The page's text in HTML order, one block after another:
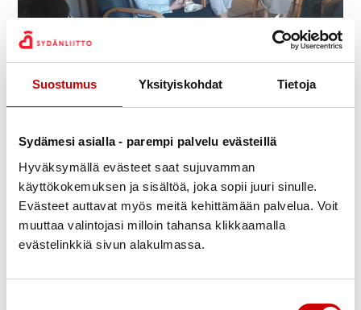
Suostumus Yksityiskohdat Tietoja
Sydämesi asialla - parempi palvelu evästeillä
Hyväksymällä evästeet saat sujuvamman
käyttökokemuksen ja sisältöä, joka sopii juuri sinulle.
Evästeet auttavat myös meitä kehittämään palvelua. Voit
muuttaa valintojasi milloin tahansa klikkaamalla
evästelinkkiä sivun alakulmassa.
Julkaistu 1.9.2022
Virtain Seudun Sydänyhdistyksen hallitus kokoontui
elokuisena iltana Suomen Sydänalueen olkkarissa
toiminnanjohtaja Ulla Haralan vieraana.
Keskustelimme tapaamisessa monista tärkeistä
yhdistyksen hallintoon, talouteen ja elinvoimaisuutta
Hallituksen edustajilla oli ilo tutustua paikan paikan